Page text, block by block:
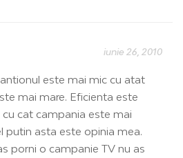
iunie 26, 2010
este mai mic cu atat
mai mare. Eficienta este
cu cat campania este mai
putin asta este opinia mea.
porni o campanie TV nu as